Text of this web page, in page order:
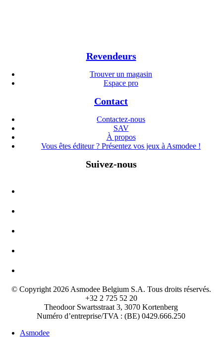
Revendeurs
Trouver un magasin
Espace pro
Contact
Contactez-nous
SAV
À propos
Vous êtes éditeur ? Présentez vos jeux à Asmodee !
Suivez-nous
© Copyright 2026 Asmodee Belgium S.A. Tous droits réservés.
+32 2 725 52 20
Theodoor Swartsstraat 3, 3070 Kortenberg
Numéro d’entreprise/TVA : (BE) 0429.666.250
Asmodee